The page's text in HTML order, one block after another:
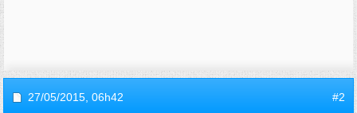
27/05/2015, 06h42 #2